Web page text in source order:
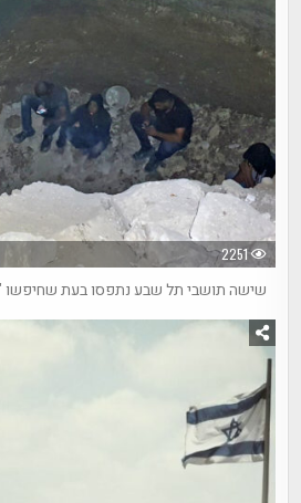
2251
שישה תושבי תל שבע נתפסו בעת שחיפשו